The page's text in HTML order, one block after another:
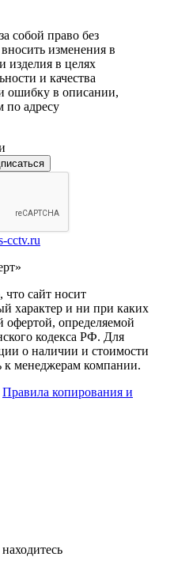
собой право без
изменения в
изделия в целях
и качества
ошибку в описании,
по адресу
cctv.ru
сайт носит
характер и ни при каких
офертой, определяемой
кодекса РФ. Для
о наличии и стоимости
к менеджерам компании.
Правила копирования и